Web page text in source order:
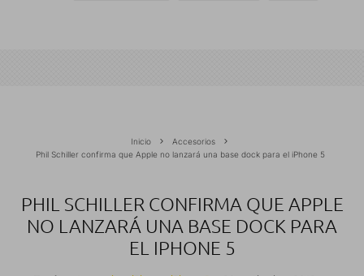
Inicio
Accesorios
Phil Schiller confirma que Apple no lanzará una base dock para el iPhone 5
PHIL SCHILLER CONFIRMA QUE APPLE
NO LANZARÁ UNA BASE DOCK PARA
EL IPHONE 5